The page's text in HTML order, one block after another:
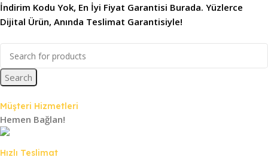
İndirim Kodu Yok, En İyi Fiyat Garantisi Burada. Yüzlerce
Dijital Ürün, Anında Teslimat Garantisiyle!
Search
Müşteri Hizmetleri
Hemen Bağlan!
Hızlı Teslimat